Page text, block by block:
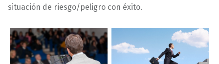
situación de riesgo/peligro con éxito.